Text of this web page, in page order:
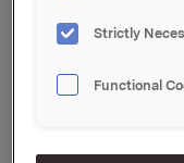
rengjøring og
- Norgesplaster
innen voksende
Strictly
Functional